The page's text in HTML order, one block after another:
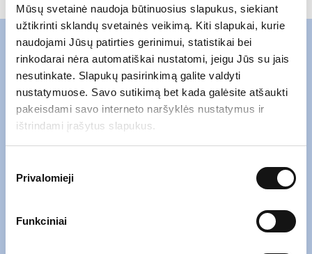
Mūsų svetainė naudoja būtinuosius slapukus, siekiant
užtikrinti sklandų svetainės veikimą. Kiti slapukai, kurie
naudojami Jūsų patirties gerinimui, statistikai bei
rinkodarai nėra automatiškai nustatomi, jeigu Jūs su jais
nesutinkate. Slapukų pasirinkimą galite valdyti
nustatymuose. Savo sutikimą bet kada galėsite atšaukti
pakeisdami savo interneto naršyklės nustatymus ir
ištrindami įrašytus slapukus.
pasirinkimas
Privalomieji
Funkciniai
Susisiekite su mumis